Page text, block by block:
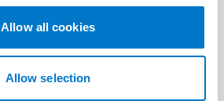
Allow all cookies
Allow selection